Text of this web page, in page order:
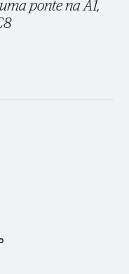
ponte na A1,